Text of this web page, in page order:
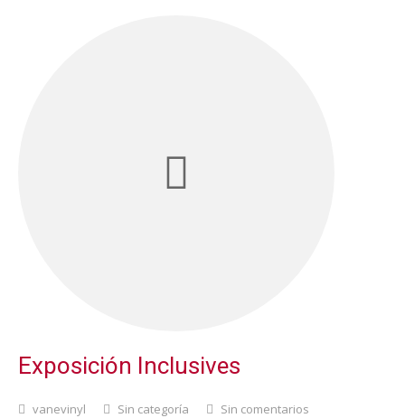
Exposición Inclusives
vanevinyl Sin categoría Sin comentarios